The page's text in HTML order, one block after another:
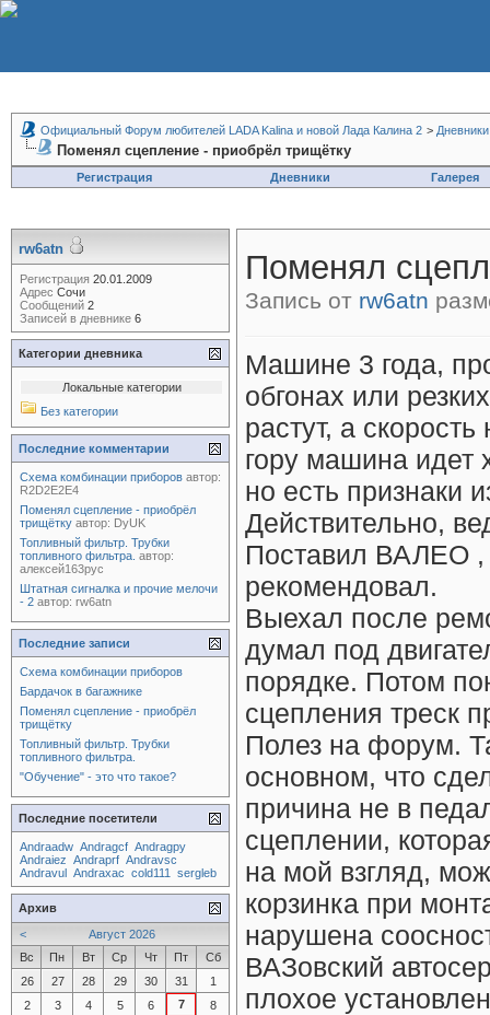
Официальный Форум любителей LADA Kalina и новой Лада Калина 2 > Дневники
Поменял сцепление - приобрёл трищётку
Регистрация Дневники Галерея
Поменял
Запись от rw6atn
Машине 3 года,
обгонах или
растут, а
гору машина идет
но есть признаки
Действительно,
Поставил ВАЛЕО ,
рекомендовал.
Выехал после
думал под
порядке. Потом
сцепления треск
Полез на форум.
основном, что
причина не в
сцеплении,
на мой взгляд,
корзинка при
нарушена
ВАЗовский
плохое
rw6atn
Регистрация 20.01.2009
Адрес Сочи
Сообщений 2
Записей в дневнике 6
Категории дневника
Локальные категории
Без категории
Последние комментарии
Схема комбинации приборов автор:
R2D2E2E4
Поменял сцепление - приобрёл
трищётку автор: DyUK
Топливный фильтр. Трубки
топливного фильтра. автор:
алексей163рус
Штатная сигналка и прочие мелочи
- 2 автор: rw6atn
Последние записи
Схема комбинации приборов
Бардачок в багажнике
Поменял сцепление - приобрёл
трищётку
Топливный фильтр. Трубки
топливного фильтра.
"Обучение" - это что такое?
Последние посетители
Andraadw Andragcf Andragpy
Andraiez Andraprf Andravsc
Andravul Andraxac cold111 sergleb
Архив
<
Август 2026
Вс
Пн Вт Ср Чт Пт
Сб
26
27 28 29 30 31
1
2
3 4 5 6 7
8